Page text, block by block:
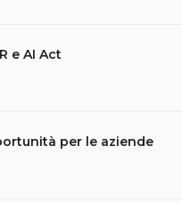
e AI Act
per le aziende